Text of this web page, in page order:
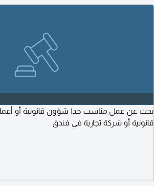
بحث عن عمل مناسب جدا شؤون قانونية أو
قانونية أو شركة تجارية في فندق